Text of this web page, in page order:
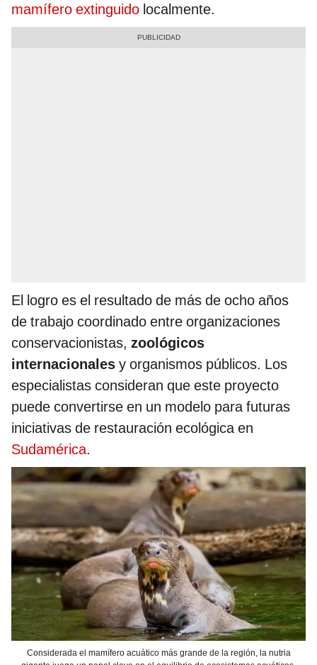
mamífero extinguido localmente.
El logro es el resultado de más de ocho años
de trabajo coordinado entre organizaciones
conservacionistas, zoológicos
internacionales y organismos públicos. Los
especialistas consideran que este proyecto
puede convertirse en un modelo para futuras
iniciativas de restauración ecológica en
Sudamérica.
Considerada el mamífero acuático más grande de la región, la nutria